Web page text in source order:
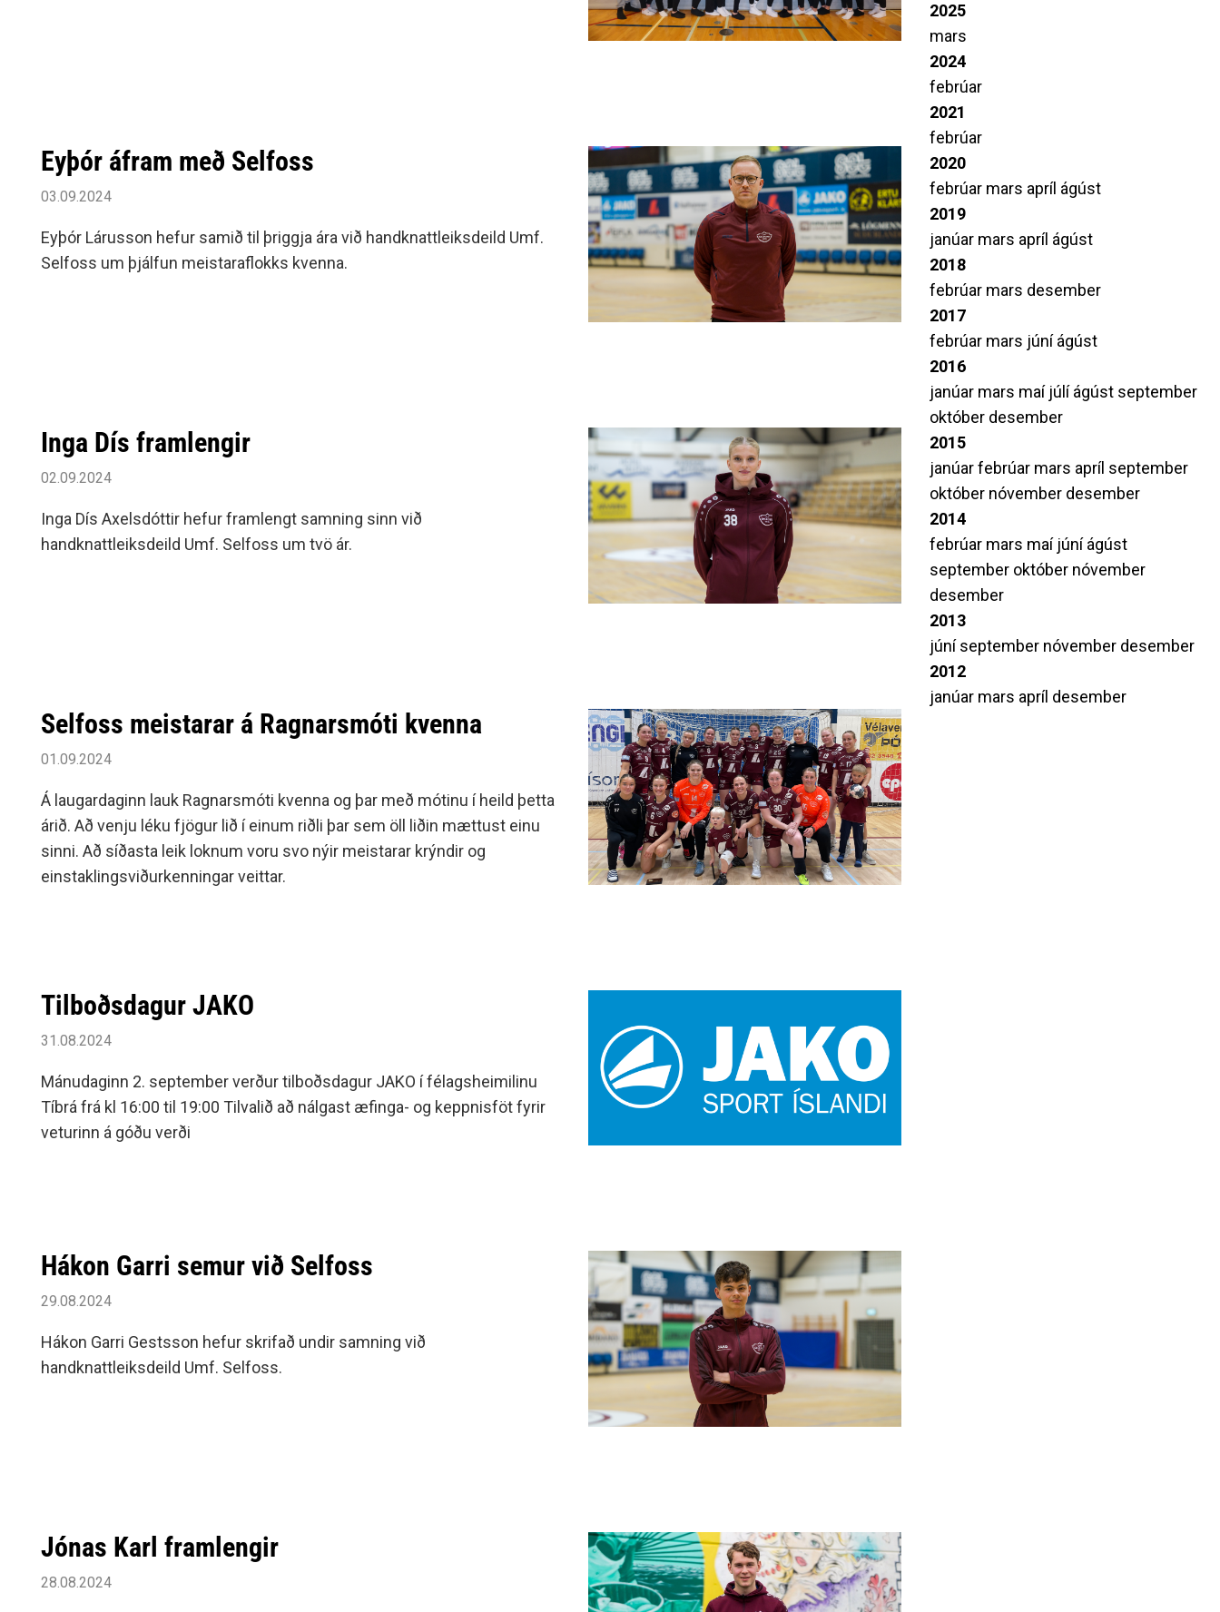
minjanefndar
Eyþór áfram með Selfoss
03.09.2024
Eyþór Lárusson hefur samið til þriggja ára við handknattleiksdeild Umf.
Selfoss um þjálfun meistaraflokks kvenna.
Inga Dís framlengir
02.09.2024
Inga Dís Axelsdóttir hefur framlengt samning sinn við
handknattleiksdeild Umf. Selfoss um tvö ár.
Selfoss meistarar á Ragnarsmóti kvenna
01.09.2024
Á laugardaginn lauk Ragnarsmóti kvenna og þar með mótinu í heild þetta
árið. Að venju léku fjögur lið í einum riðli þar sem öll liðin mættust einu
sinni. Að síðasta leik loknum voru svo nýir meistarar krýndir og
einstaklingsviðurkenningar veittar.
Tilboðsdagur JAKO
31.08.2024
Mánudaginn 2. september verður tilboðsdagur JAKO í félagsheimilinu
Tíbrá frá kl 16:00 til 19:00 Tilvalið að nálgast æfinga- og keppnisföt fyrir
veturinn á góðu verði
Hákon Garri semur við Selfoss
29.08.2024
Hákon Garri Gestsson hefur skrifað undir samning við
handknattleiksdeild Umf. Selfoss.
Jónas Karl framlengir
28.08.2024
2025
mars
2024
febrúar
2021
febrúar
2020
febrúar mars apríl ágúst
2019
janúar mars apríl ágúst
2018
febrúar mars desember
2017
febrúar mars júníágúst
2016
janúar mars maí júlíágúst september
október desember
2015
janúarfebrúar mars apríl september
október nóvember desember
2014
febrúar mars maí júníágúst
september október nóvember
desember
2013
júníseptember nóvember desember
2012
janúar mars apríl desember